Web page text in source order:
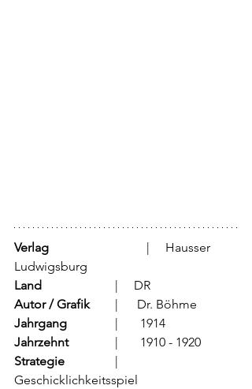
Verlag
Ludwigsburg
Land
			  |     DR
Autor / Grafik
	  |      Dr. Böhme
Jahrgang
		  |	1914
Jahrzehnt
		  |	1910 - 1920
Strategie
Geschicklichkeitsspiel